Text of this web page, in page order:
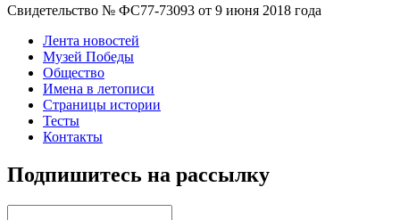
Свидетельство № ФС77-73093 от 9 июня 2018 года
Лента новостей
Музей Победы
Общество
Имена в летописи
Страницы истории
Тесты
Контакты
Подпишитесь на рассылку